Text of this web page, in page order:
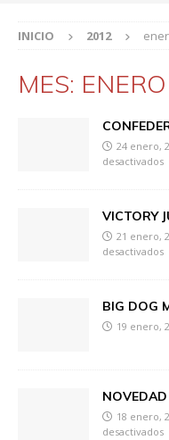
INICIO 2012
MES:
24 enero,
desactivados
VICTORY
21 enero,
desactivados
BIG DOG
19 enero,
18 enero,
desactivados